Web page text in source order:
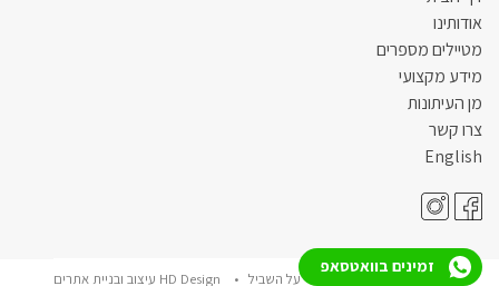
אודותינו
מטיילים מספרים
מידע מקצועי
מן העיתונות
צרו קשר
English
© כל הזכויות שמורות • על השביל •
זמינים בוואטסאפ